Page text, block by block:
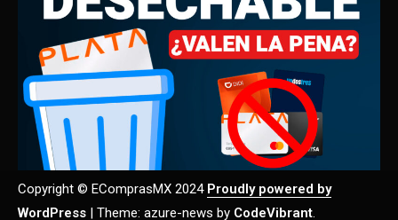
Copyright © EComprasMX 2024 Proudly powered by
WordPress | Theme: azure-news by CodeVibrant.